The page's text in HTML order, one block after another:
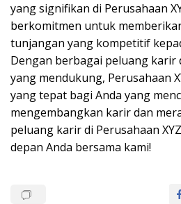
yang signifikan di Perusahaan
berkomitmen untuk
tunjangan yang kompetitif
Dengan berbagai peluang karir
yang mendukung, Perusahaan
yang tepat bagi Anda yang
mengembangkan karir dan
peluang karir di Perusahaan
depan Anda bersama kami!